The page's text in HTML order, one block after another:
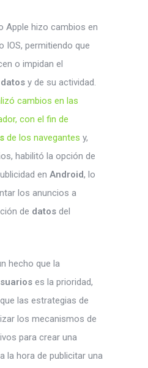
Apple hizo cambios en
IOS, permitiendo que
o impidan el
datos y de su actividad.
cambios en las
con el fin de
de los navegantes y,
habilitó la opción de
en Android, lo
los anuncios a
de datos del
hecho que la
es la prioridad,
las estrategias de
los mecanismos de
para crear una
la hora de publicitar una